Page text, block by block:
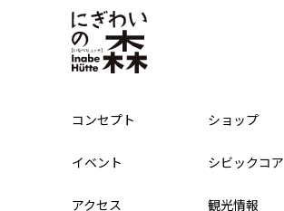
コンセプト ショップ
イベント シビックコア
アクセス 観光情報